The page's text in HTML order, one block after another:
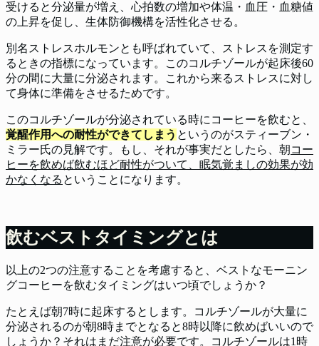
受けると分泌量が増え、心拍数の増加や体温・血圧・血糖値
の上昇を促し、生体防御機構を活性化させる。
別名ストレスホルモンとも呼ばれていて、ストレスを測定す
るときの指標になっています。このコルチゾールが起床後60
分の間に大量に分泌されます。これから来るストレスに対し
て身体に準備をさせるためです。
このコルチゾールが分泌されている時にコーヒーを飲むと、
覚醒作用への耐性ができてしまう というのがスティーブン・
ミラー氏の見解です。もし、それが事実だとしたら、朝コー
ヒーを飲めば飲むほど耐性がついて、眠気覚ましの効果が効
かなくなる ということになります。
飲むベストタイミングとは
以上の2つの注意することを考慮すると、ベストなモーニン
グコーヒーを飲むタイミングはいつ頃でしょうか？
たとえば朝7時に起床するとします。コルチゾールが大量に
分泌されるのが朝8時までとなると8時以降に飲めばいいので
しょうか？それはまだ注意が必要です。コルチゾールは1時